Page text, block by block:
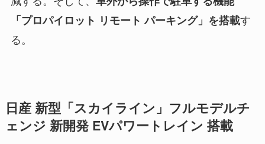
「プロパイロット リモート パーキング」を搭載す
る。
日産 新型「スカイライン」フルモデルチ
ェンジ 新開発 EVパワートレイン 搭載